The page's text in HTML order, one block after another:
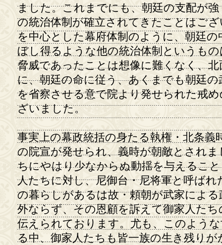
ました。これまでにも、朝廷の支配が
の統治体制が確立されてきたことはご
を中心とした幕府体制のように、朝廷
ぼし得るような他の統治体制というも
脅威であったことは想像に難くなく、
に、朝廷の命に従う、あくまでも朝廷
を省察させる意で院より発せられた戒
ざいました。
事実上の幕政統括の身たる執権・北条義
の院宣が発せられ、義時が朝敵とされ
ちにやはり少なからぬ動揺を与えるこ
人たちに対し、尼御台・尼将軍と呼ば
の暮らしがあるは故・頼朝が武家によ
外ならず、その恩顧を訴えて御家人た
伝えられております。尤も、このよう
る中、御家人たちも皆一族の生き残り